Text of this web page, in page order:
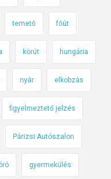
temető főút
körút hungária
nyár elkobzás
figyelmeztető jelzés
Párizsi Autószalon
gyermekülés